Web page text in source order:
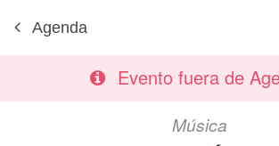
Agenda
Evento fuera de
Música